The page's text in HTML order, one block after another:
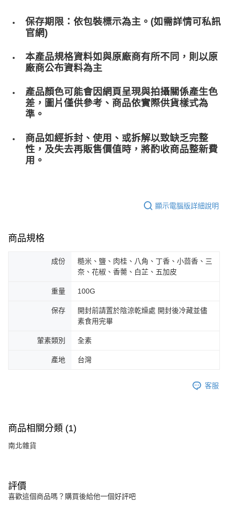
保存期限：依包裝標示為主。(如需詳情可私訊
官網)
本產品規格資料如與原廠商有所不同，則以原
廠商公布資料為主
產品顏色可能會因網頁呈現與拍攝關係產生色
差，圖片僅供參考、商品依實際供貨樣式為
準。
商品如經拆封、使用、或拆解以致缺乏完整
性，及失去再販售價值時，將酌收商品整﻿新費
用。
顯示電腦版詳細說明
商品規格
成份
糙米、鹽、肉桂、八角、丁香、小茴香、三
奈、花椒、香薷、白芷、五加皮
重量 100G
保存
開封前請置於陰涼乾燥處 開封後冷藏並儘
素食用完畢
葷素類別 全素
產地 台灣
客服
商品相關分類 (1)
南北雜貨
評價
喜歡這個商品嗎？購買後給他一個好評吧